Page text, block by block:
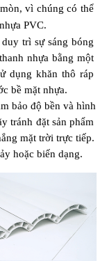
vì chúng có thể
PVC.
trì sự sáng bóng
nhựa bằng một
dụng khăn thô ráp
bề mặt nhựa.
bảo độ bền và hình
tránh đặt sản phẩm
mặt trời trực tiếp.
hoặc biến dạng.